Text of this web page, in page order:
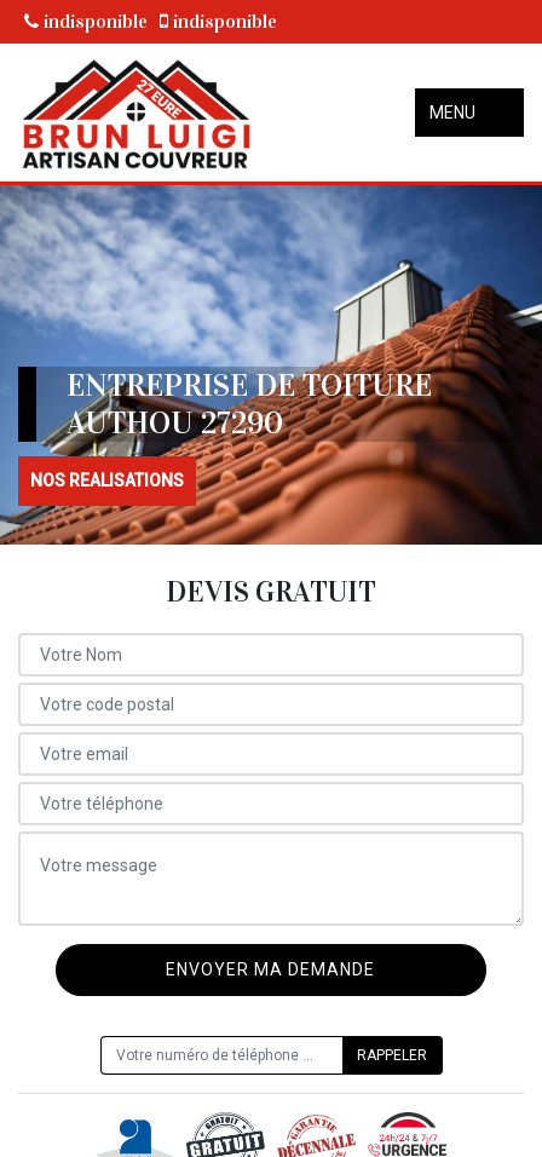
indisponible indisponible
MENU
ENTREPRISE DE TOITURE
AUTHOU 27290
NOS REALISATIONS
DEVIS GRATUIT